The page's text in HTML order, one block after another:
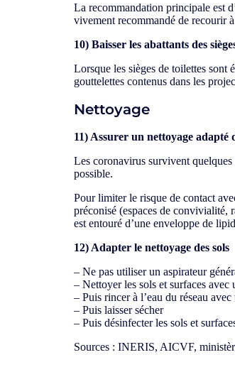
La recommandation principale est
vivement recommandé de recourir
10) Baisser les abattants des
Lorsque les sièges de toilettes sont
gouttelettes contenus dans les
Nettoyage
11) Assurer un nettoyage adapté
Les coronavirus survivent quelques
possible.
Pour limiter le risque de contact
préconisé (espaces de convivialité,
est entouré d’une enveloppe de
12) Adapter le nettoyage des sols
– Ne pas utiliser un aspirateur
– Nettoyer les sols et surfaces avec
– Puis rincer à l’eau du réseau
– Puis laisser sécher
– Puis désinfecter les sols et
Sources : INERIS, AICVF,